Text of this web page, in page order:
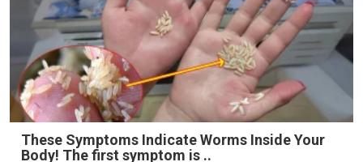
These Symptoms Indicate Worms Inside Your
Body! The first symptom is ..